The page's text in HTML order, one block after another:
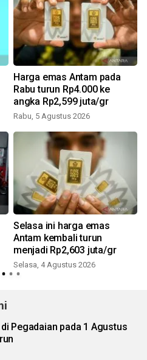
Harga emas Antam pada
Rabu turun Rp4.000 ke
angka Rp2,599 juta/gr
Rabu, 5 Agustus 2026
Selasa ini harga emas
Antam kembali turun
menjadi Rp2,603 juta/gr
Selasa, 4 Agustus 2026
Pegadaian pada 1 Agustus